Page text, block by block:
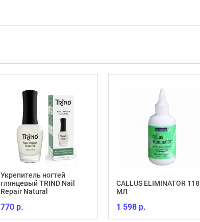
Укрепитель ногтей
глянцевый TRIND Nail
Repair Natural
770 р.
CALLUS ELIMINATOR 118
МЛ
1 598 р.